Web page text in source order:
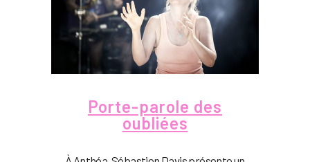
Porte-parole des
oubliées